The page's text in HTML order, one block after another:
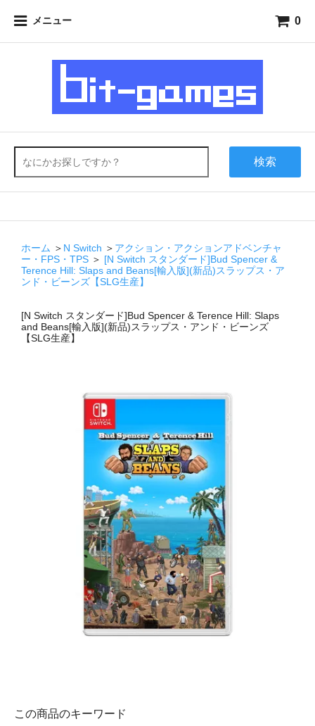
メニュー 0
検索
ホーム ＞ N Switch ＞ アクション・アクションアドベンチャ
ー・FPS・TPS ＞ [N Switch スタンダード]Bud Spencer &
Terence Hill: Slaps and Beans[輸入版](新品)スラップス・ア
ンド・ビーンズ【SLG生産】
[N Switch スタンダード]Bud Spencer & Terence Hill: Slaps
and Beans[輸入版](新品)スラップス・アンド・ビーンズ
【SLG生産】
この商品のキーワード